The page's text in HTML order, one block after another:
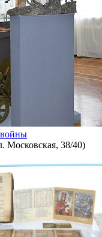
войны
Московская, 38/40)